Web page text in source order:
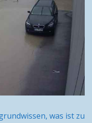
was ist zu